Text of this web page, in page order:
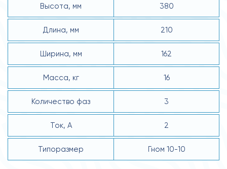
Высота, мм 380
Длина, мм 210
Ширина, мм 162
Масса, кг 16
Количество фаз 3
Ток, А 2
Типоразмер Гном 10-10